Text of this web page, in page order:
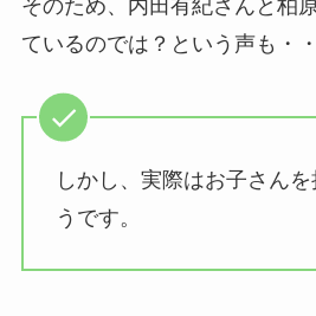
そのため、内田有紀さんと柏
ているのでは？という声も・・
しかし、実際はお子さん
うです。